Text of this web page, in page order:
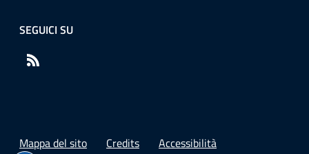
SEGUICI SU
Mappa del sito Credits Accessibilità